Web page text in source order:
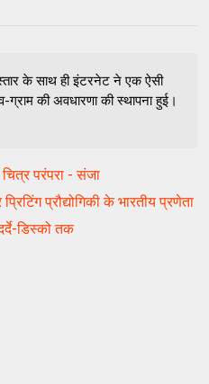
के साथ ही इंटरनेट ने एक ऐसी
की अवधारणा की स्थापना हुई।
परंपरा - संजा
प्रौद्योगिकी के भारतीय प्रणेता
डिस्को तक